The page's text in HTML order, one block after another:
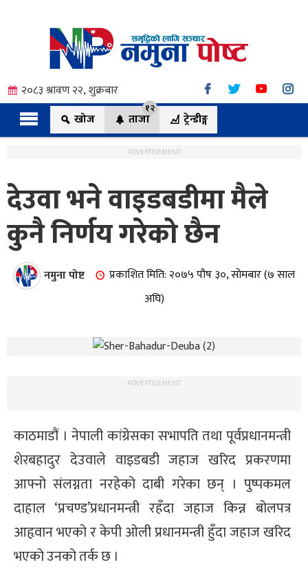
२०८३ श्रावण २२, शुक्रबार
खोज
ताजा
१२
ट्रेन्डीङ्ग
ADVERTISEMENT
देउवा भने वाइडबडीमा मैले
कुनै निर्णय गरेको छैन
नमुना पोष्ट
प्रकाशित मिति: २०७५ पौष ३०, सोमबार (७ साल
अघि)
ADVERTISEMENT
काठमाडौं । नेपाली कांग्रेसका सभापति तथा पूर्वप्रधानमन्त्री
शेरबहादुर देउवाले वाइडबडी जहाज खरिद प्रकरणमा
आफ्नो संलग्नता नरहेको दाबी गरेका छन् । पुष्पकमल
दाहाल ‘प्रचण्ड’प्रधानमन्त्री रहँदा जहाज किन्न बोलपत्र
आहृवान भएको र केपी ओली प्रधानमन्त्री हुँदा जहाज खरिद
भएको उनको तर्क छ ।